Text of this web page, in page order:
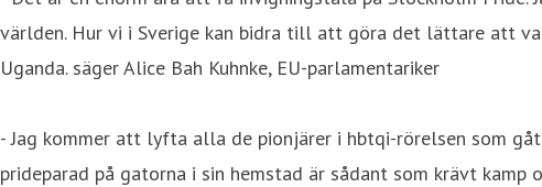
världen. Hur vi i Sverige kan bidra till att göra det lättare att
Uganda. säger Alice Bah Kuhnke, EU-parlamentariker
- Jag kommer att lyfta alla de pionjärer i hbtqi-rörelsen som
prideparad på gatorna i sin hemstad är sådant som krävt